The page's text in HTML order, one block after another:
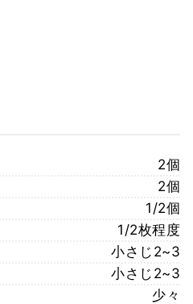
2個
2個
1/2個
1/2枚程度
小さじ2~3
小さじ2~3
少々